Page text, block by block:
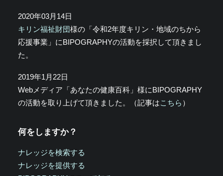
2020年03月14日
キリン福祉財団様の「令和2年度キリン・地域のちから
応援事業」にBIPOGRAPHYの活動を採択して頂きまし
た。
2019年1月22日
Webメディア「あなたの健康百科」様にBIPOGRAPHY
の活動を取り上げて頂きました。（記事はこちら ）
何をしますか？
ナレッジを検索する
ナレッジを提供する